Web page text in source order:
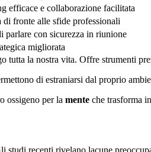
efficace e collaborazione facilitata
di fronte alle sfide professionali
parlare con sicurezza in riunione
migliorata
tutta la nostra vita. Offre strumenti
di estraniarsi dal proprio
ossigeno per la mente che trasforma
recenti rivelano lacune